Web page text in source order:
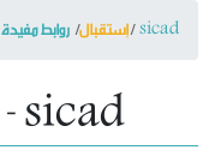
إستقبال روابط مفيدة sicad
روابط مفيدة - sicad